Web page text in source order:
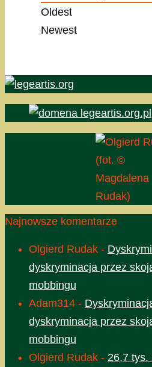
Oldest
Newest
(fot. ©
Magdalena
Rudak)
Najnowsze komentarze
Olgierd Rudak -
dyskryminacja przez
mobbingu
Adam314 -
dyskryminacja przez
mobbingu
Olgierd Rudak - 26,7 tys.